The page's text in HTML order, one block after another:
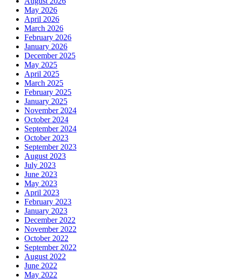
May 2026
April 2026
March 2026
February 2026
January 2026
December 2025
May 2025
April 2025
March 2025
February 2025
January 2025
November 2024
October 2024
September 2024
October 2023
September 2023
August 2023
July 2023
June 2023
May 2023
April 2023
February 2023
January 2023
December 2022
November 2022
October 2022
September 2022
August 2022
June 2022
May 2022